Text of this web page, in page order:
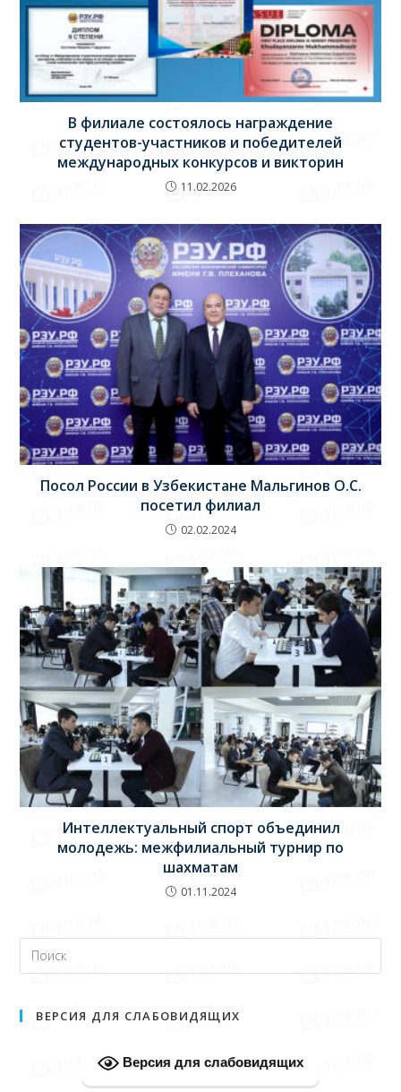
В филиале состоялось награждение
студентов-участников и победителей
международных конкурсов и викторин
11.02.2026
Посол России в Узбекистане Мальгинов О.С.
посетил филиал
02.02.2024
Интеллектуальный спорт объединил
молодежь: межфилиальный турнир по
шахматам
01.11.2024
ВЕРСИЯ ДЛЯ СЛАБОВИДЯЩИХ
Версия для слабовидящих